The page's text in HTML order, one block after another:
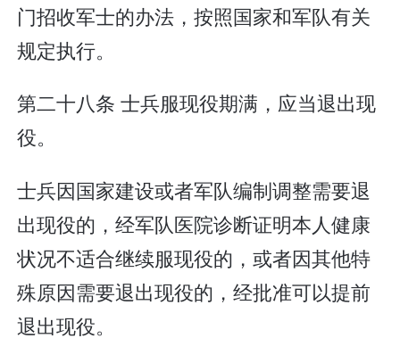
门招收军士的办法，按照国家和军队有关
规定执行。
第二十八条 士兵服现役期满，应当退出现
役。
士兵因国家建设或者军队编制调整需要退
出现役的，经军队医院诊断证明本人健康
状况不适合继续服现役的，或者因其他特
殊原因需要退出现役的，经批准可以提前
退出现役。